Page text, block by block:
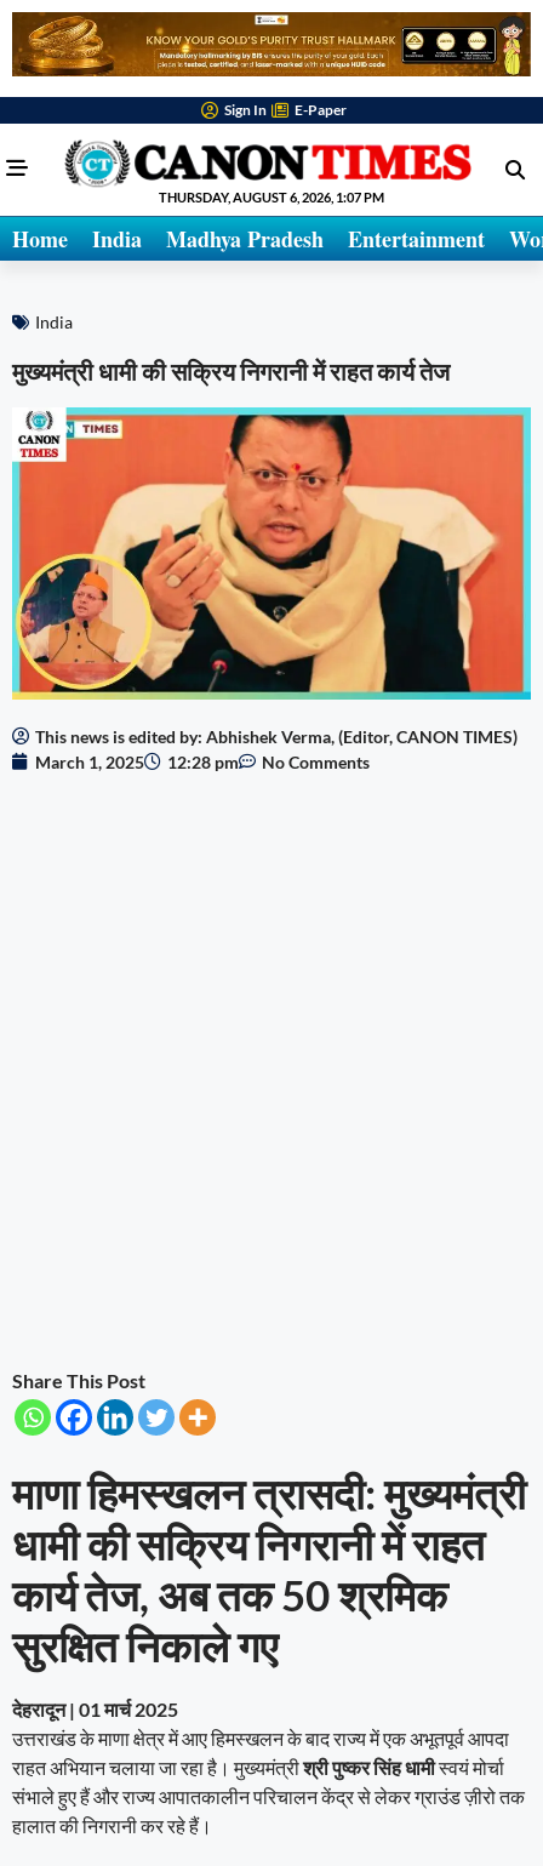
Sign In E-Paper
THURSDAY, AUGUST 6, 2026, 1:07 PM
Home India Madhya Pradesh Entertainment
India
मुख्यमंत्री धामी की सक्रिय निगरानी में राहत कार्य तेज
This news is edited by: Abhishek Verma, (Editor, CANON TIMES)
March 1, 2025
12:28 pm No Comments
Share This Post
माणा हिमस्खलन त्रासदी: मुख्यमंत्री
धामी की सक्रिय निगरानी में राहत
कार्य तेज, अब तक 50 श्रमिक
सुरक्षित निकाले गए
देहरादून | 01 मार्च 2025
उत्तराखंड के माणा क्षेत्र में आए हिमस्खलन के बाद राज्य में एक अभूतपूर्व आपदा
राहत अभियान चलाया जा रहा है। मुख्यमंत्रीश्री पुष्कर सिंह धामीस्वयं मोर्चा
संभाले हुए हैं और राज्य आपातकालीन परिचालन केंद्र से लेकर ग्राउंड ज़ीरो तक
हालात की निगरानी कर रहे हैं।